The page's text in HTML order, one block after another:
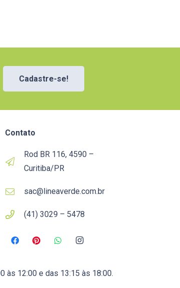
Cadastre-se!
Contato
Rod BR 116, 4590 –
Curitiba/PR
sac@lineaverde.com.br
(41) 3029 – 5478
às 12:00 e das 13:15 às 18:00.